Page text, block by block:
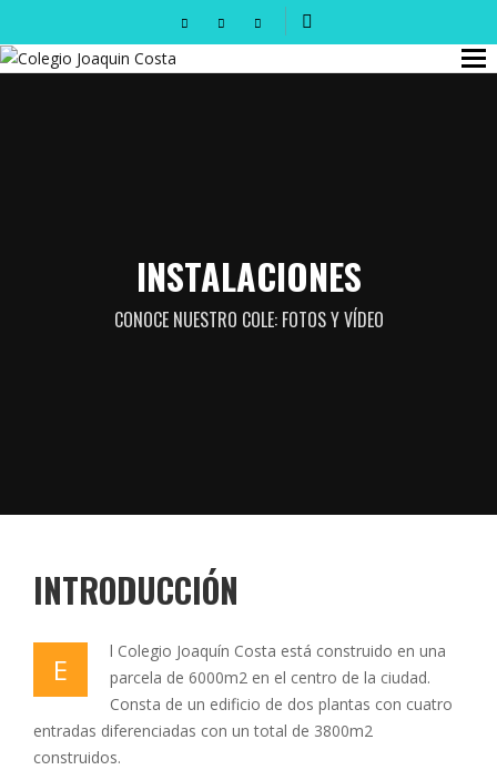
INSTALACIONES
CONOCE NUESTRO COLE: FOTOS Y VÍDEO
INTRODUCCIÓN
E
l Colegio Joaquín Costa está construido en una
parcela de 6000m2 en el centro de la ciudad.
Consta de un edificio de dos plantas con cuatro
entradas diferenciadas con un total de 3800m2
construidos.